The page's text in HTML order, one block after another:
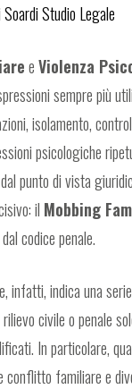
Studio Legale
eViolenza
sempre più
isolamento,
psicologiche
punto di vista
il Mobbing
codice penale.
infatti, indica una
civile o penale
In particolare,
conflitto familiare e